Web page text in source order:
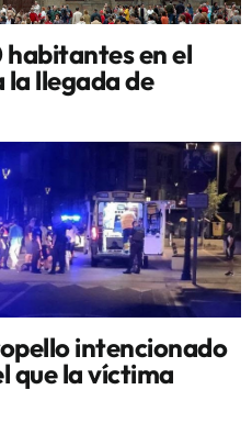
en el
llegada de
intencionado
que la víctima